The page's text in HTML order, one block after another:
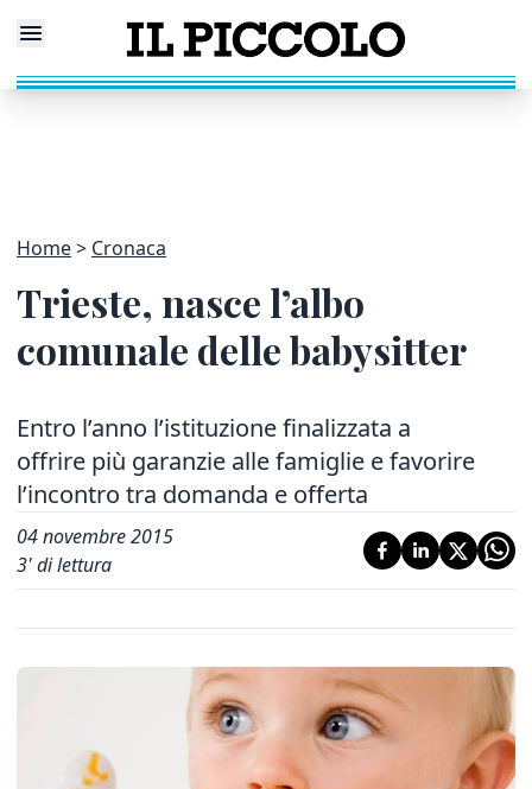
Home Cronaca
Trieste, nasce l’albo
comunale delle babysitter
Entro l’anno l’istituzione finalizzata a
offrire più garanzie alle famiglie e favorire
l’incontro tra domanda e offerta
04 novembre 2015
3' di lettura